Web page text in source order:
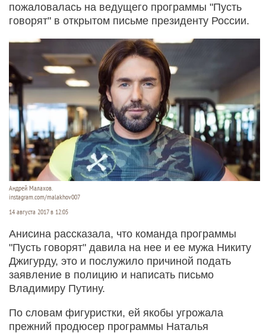
пожаловалась на ведущего программы "Пусть
говорят" в открытом письме президенту России.
Андрей Малахов.
instagram.com/malakhov007
14 августа 2017 в 12:05
Анисина рассказала, что команда программы
"Пусть говорят" давила на нее и ее мужа Никиту
Джигурду, это и послужило причиной подать
заявление в полицию и написать письмо
Владимиру Путину.
По словам фигуристки, ей якобы угрожала
прежний продюсер программы Наталья